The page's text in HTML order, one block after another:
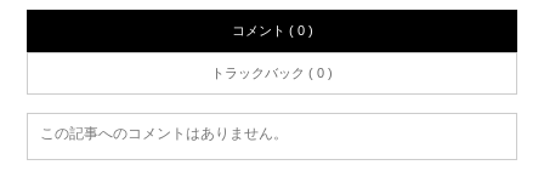
コメント ( 0 )
トラックバック ( 0 )
この記事へのコメントはありません。